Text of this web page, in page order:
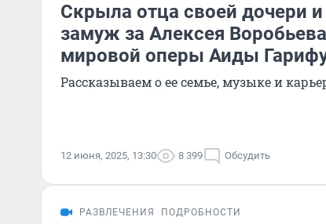
Скрыла отца своей дочери
замуж за Алексея
мировой оперы Аиды
Рассказываем о ее семье, музыке и
12 июня, 2025, 13:30 8 399 Обсудить
РАЗВЛЕЧЕНИЯ ПОДРОБНОСТИ